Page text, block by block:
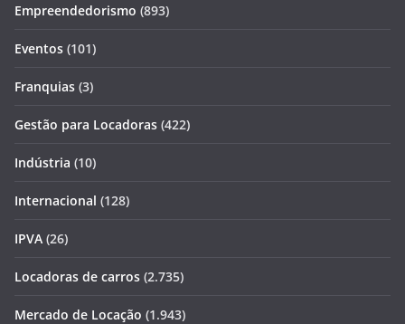
Empreendedorismo (893)
Eventos (101)
Franquias (3)
Gestão para Locadoras (422)
Indústria (10)
Internacional (128)
IPVA (26)
Locadoras de carros (2.735)
Mercado de Locação (1.943)